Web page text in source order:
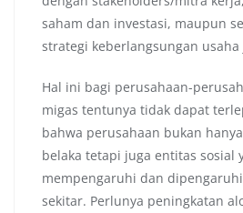
saham dan investasi, maupun
strategi keberlangsungan
Hal ini bagi perusahaan-
migas tentunya tidak dapat
bahwa perusahaan bukan
belaka tetapi juga entitas sosial
mempengaruhi dan
sekitar. Perlunya peningkatan